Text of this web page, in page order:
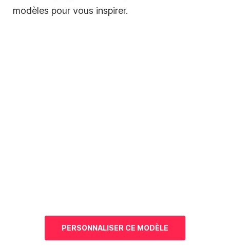
modèles pour vous inspirer.
PERSONNALISER CE MODÈLE